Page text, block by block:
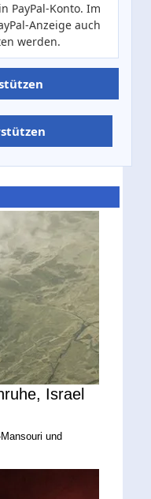
PayPal-Konto. Im
Anzeige auch
werden.
Israel
und